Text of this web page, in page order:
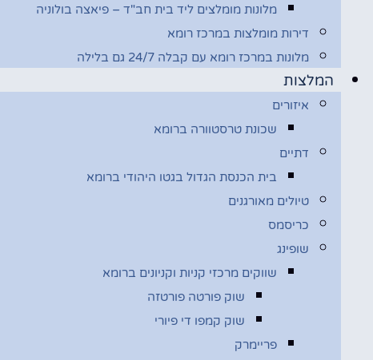
מלונות מומלצים ליד בית חב"ד – פיאצה בולוניה
דירות מומלצות במרכז רומא
מלונות במרכז רומא עם קבלה 24/7 גם בלילה
המלצות
איזורים
שכונת טרסטוורה ברומא
דתיים
בית הכנסת הגדול בגטו היהודי ברומא
טיולים מאורגנים
כריסמס
שופינג
שווקים מרכזי קניות וקניונים ברומא
שוק פורטה פורטזה
שוק קמפו די פיורי
פריימרק